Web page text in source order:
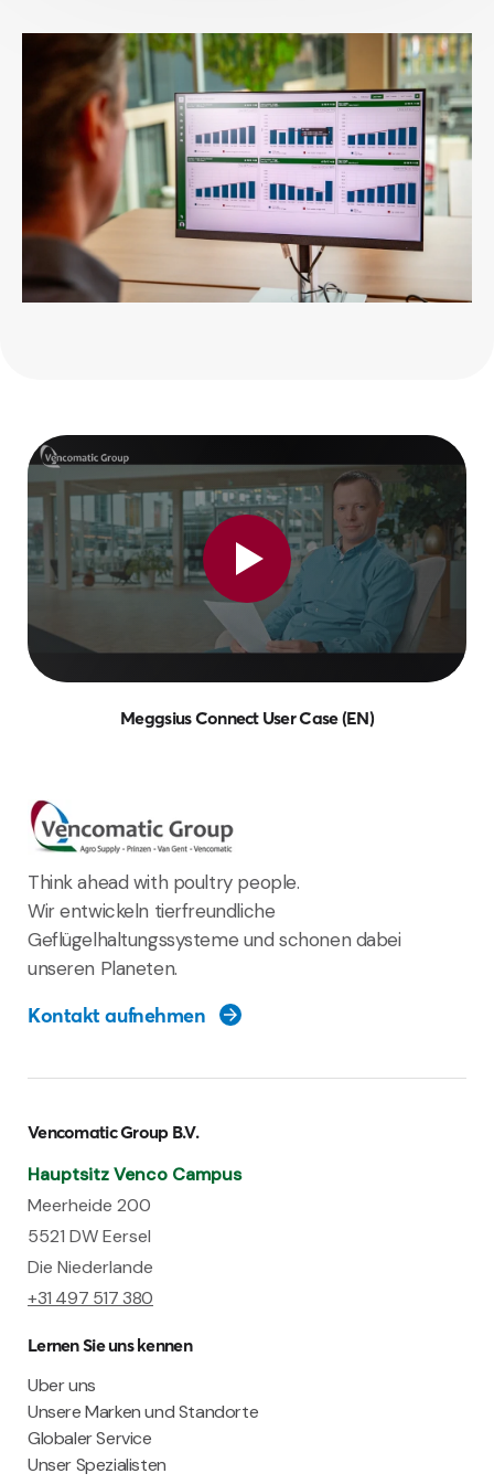
Meggsius Connect User Case (EN)
Think ahead with poultry people.
Wir entwickeln tierfreundliche
Geflügelhaltungssysteme und schonen dabei
unseren Planeten.
Kontakt aufnehmen
Vencomatic Group B.V.
Hauptsitz Venco Campus
Meerheide 200
5521 DW Eersel
Die Niederlande
+31 497 517 380
Lernen Sie uns kennen
Uber uns
Unsere Marken und Standorte
Globaler Service
Unser Spezialisten